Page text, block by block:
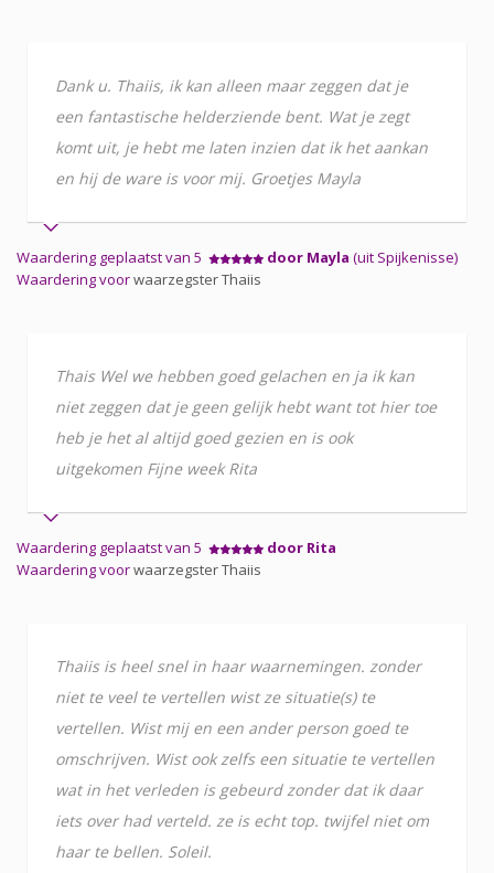
Dank u. Thaiis, ik kan alleen maar zeggen dat je
een fantastische helderziende bent. Wat je zegt
komt uit, je hebt me laten inzien dat ik het aankan
en hij de ware is voor mij. Groetjes Mayla
Waardering geplaatst van 5 door Mayla (uit Spijkenisse)
Waardering voorwaarzegster Thaiis
Thais Wel we hebben goed gelachen en ja ik kan
niet zeggen dat je geen gelijk hebt want tot hier toe
heb je het al altijd goed gezien en is ook
uitgekomen Fijne week Rita
Waardering geplaatst van 5
door Rita
Waardering voorwaarzegster Thaiis
Thaiis is heel snel in haar waarnemingen. zonder
niet te veel te vertellen wist ze situatie(s) te
vertellen. Wist mij en een ander person goed te
omschrijven. Wist ook zelfs een situatie te vertellen
wat in het verleden is gebeurd zonder dat ik daar
iets over had verteld. ze is echt top. twijfel niet om
haar te bellen. Soleil.